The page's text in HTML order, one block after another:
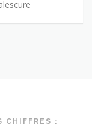
CHIFFRES :